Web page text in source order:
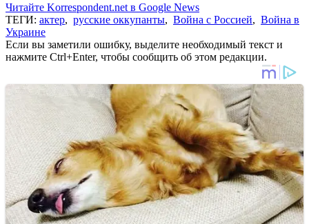
Читайте Korrespondent.net в Google News
ТЕГИ: актер, русские оккупанты, Война с Россией, Война в
Украине
Если вы заметили ошибку, выделите необходимый текст и
нажмите Ctrl+Enter, чтобы сообщить об этом редакции.